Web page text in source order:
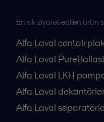
En sık ziyaret edilen ürün
Alfa Laval contalı
Alfa Laval
Alfa Laval LKH
Alfa Laval
Alfa Laval